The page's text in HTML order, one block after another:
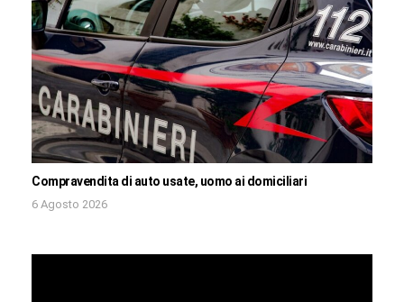
Compravendita di auto usate, uomo ai domiciliari
6 Agosto 2026